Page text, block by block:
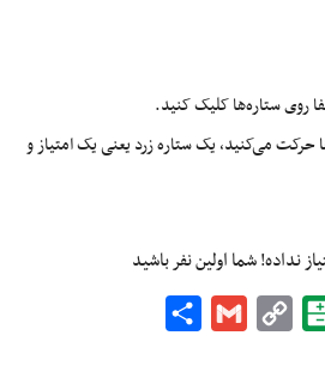
روی ستاره‌ها کلیک کنید.
می‌کنید، یک ستاره زرد یعنی یک امتیاز و
نداده! شما اولین نفر باشید
Balatarin
Copy
Gmail